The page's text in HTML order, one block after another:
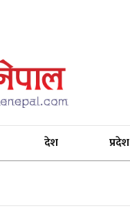
देश प्रदेश